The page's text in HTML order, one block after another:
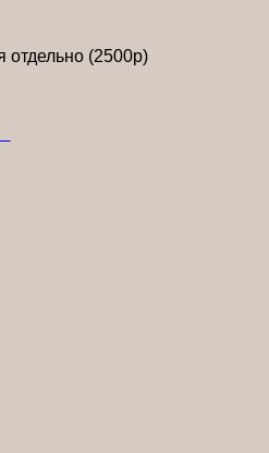
отдельно (2500р)